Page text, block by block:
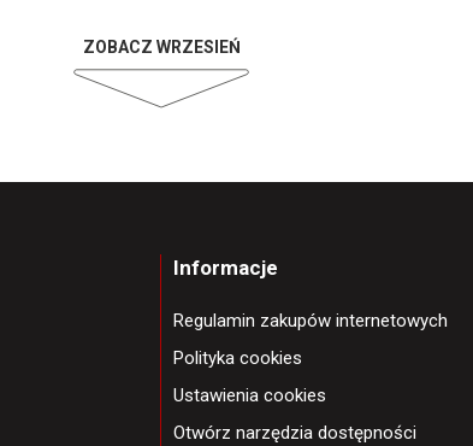
ZOBACZ WRZESIEŃ
Informacje
Regulamin zakupów internetowych
Polityka cookies
Ustawienia cookies
Otwórz narzędzia dostępności